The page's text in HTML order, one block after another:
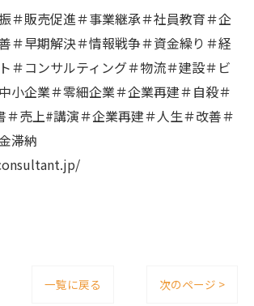
＃販売促進＃事業継承＃社員教育＃企
＃早期解決＃情報戦争＃資金繰り＃経
＃コンサルティング＃物流＃建設＃ビ
小企業＃零細企業＃企業再建＃自殺＃
＃売上#講演＃企業再建＃人生＃改善＃
滞納
一覧に戻る 次のページ >